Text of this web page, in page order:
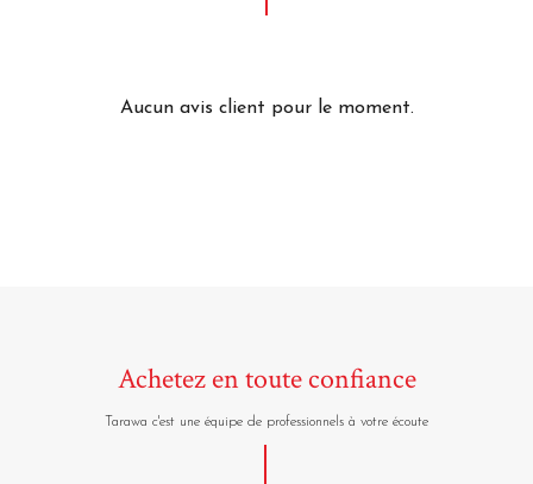
Aucun avis client pour le moment.
Achetez en toute confiance
Tarawa c'est une équipe de professionnels à votre écoute